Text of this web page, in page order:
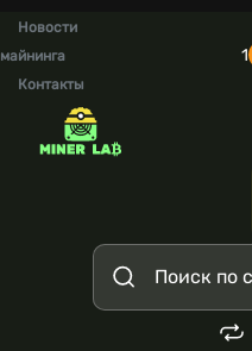
Новости
майнинга
Контакты
1